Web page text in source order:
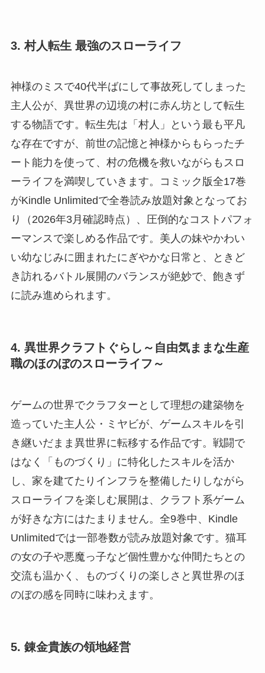
3. 村人転生 最強のスローライフ
神様のミスで40代半ばにして事故死してしまった
主人公が、異世界の辺境の村に赤ん坊として転生
する物語です。転生先は「村人」という最も平凡
な存在ですが、前世の記憶と神様からもらったチ
ート能力を使って、村の危機を救いながらもスロ
ーライフを満喫していきます。コミック版全17巻
がKindle Unlimitedで全巻読み放題対象となってお
り（2026年3月確認時点）、圧倒的なコストパフォ
ーマンスで楽しめる作品です。美人の妹やかわい
い幼なじみに囲まれたにぎやかな日常と、ときど
き訪れるバトル展開のバランスが絶妙で、飽きず
に読み進められます。
4. 異世界クラフトぐらし～自由気ままな生産
職のほのぼのスローライフ～
ゲームの世界でクラフターとして理想の建築物を
造っていた主人公・ミヤビが、ゲームスキルを引
き継いだまま異世界に転移する作品です。戦闘で
はなく「ものづくり」に特化したスキルを活か
し、家を建てたりインフラを整備したりしながら
スローライフを楽しむ展開は、クラフト系ゲーム
が好きな方にはたまりません。全9巻中、Kindle
Unlimitedでは一部巻数が読み放題対象です。猫耳
の女の子や悪魔っ子など個性豊かな仲間たちとの
交流も温かく、ものづくりの楽しさと異世界のほ
のぼの感を同時に味わえます。
5. 錬金貴族の領地経営